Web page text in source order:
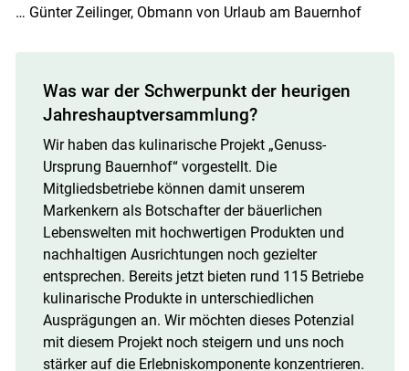
… Günter Zeilinger, Obmann von Urlaub am Bauernhof
Was war der Schwerpunkt der heurigen
Jahreshauptversammlung?
Wir haben das kulinarische Projekt „Genuss-
Ursprung Bauernhof“ vorgestellt. Die
Mitgliedsbetriebe können damit unserem
Markenkern als Botschafter der bäuerlichen
Lebenswelten mit hochwertigen Produkten und
nachhaltigen Ausrichtungen noch gezielter
entsprechen. Bereits jetzt bieten rund 115 Betriebe
kulinarische Produkte in unterschiedlichen
Ausprägungen an. Wir möchten dieses Potenzial
mit diesem Projekt noch steigern und uns noch
stärker auf die Erlebniskomponente konzentrieren.